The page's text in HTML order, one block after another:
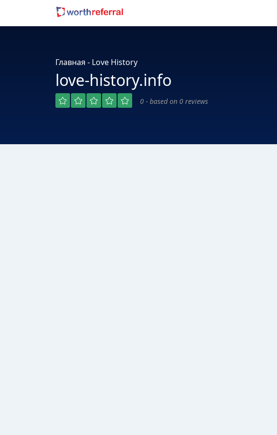
Главная - Love History
love-history.info
0 - based on 0 reviews